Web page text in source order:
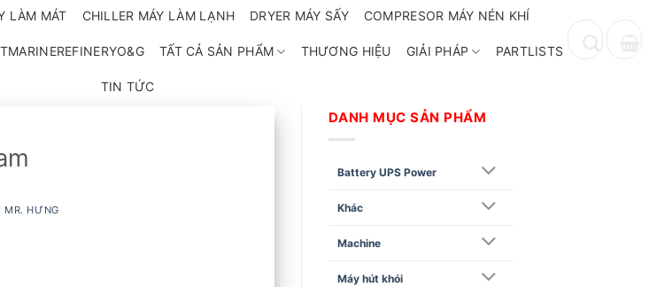
LÀM MÁT CHILLER MÁY LÀM LẠNH DRYER MÁY SẤY COMPRESOR MÁY NÉN KHÍ
TẤT CẢ SẢN PHẨM THƯƠNG HIỆU GIẢI PHÁP PARTLISTS
TIN TỨC
MR. HƯNG
DANH MỤC SẢN PHẨM
Battery UPS Power
Khác
Machine
Máy hút khói